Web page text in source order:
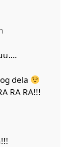
dela
RA RA!!!